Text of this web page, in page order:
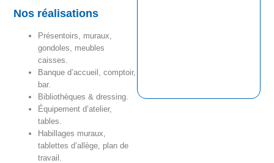
Nos réalisations
Présentoirs, muraux,
gondoles, meubles
caisses.
Banque d’accueil, comptoir,
bar.
Bibliothèques & dressing.
Équipement d’atelier,
tables.
Habillages muraux,
tablettes d’allège, plan de
travail.